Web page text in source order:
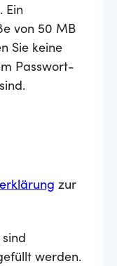
Ein
von 50 MB
Sie keine
Passwort-
zur
werden.